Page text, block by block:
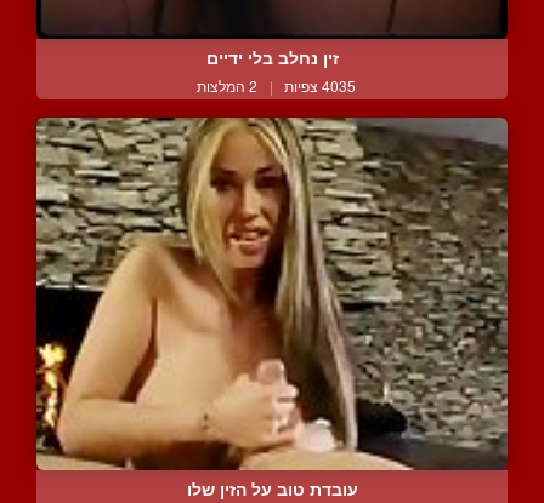
זין נחלב בלי ידיים
4035 צפיות | 2 המלצות
עובדת טוב על הזין שלו